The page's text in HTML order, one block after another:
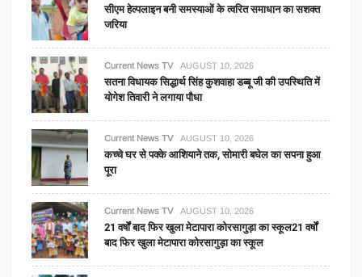
सीएम हेल्पलाइन बनी समस्याओं के त्वरित समाधान का सशक्त
जरिया
Current News TV AUGUST 10, 2026
सतना विधायक सिद्धार्थ सिंह कुशवाहा डब्बू जी की उपस्थिति में
योगेश तिवारी ने लगाया पौधा
Current News TV AUGUST 10, 2026
कच्चे घर से पक्के आशियाने तक, सोमारी बघेल का सपना हुआ
पूरा
Current News TV AUGUST 10, 2026
21 वर्षों बाद फिर खुला मेटापारा कोरसागुड़ा का स्कूल21 वर्षों
बाद फिर खुला मेटापारा कोरसागुड़ा का स्कूल